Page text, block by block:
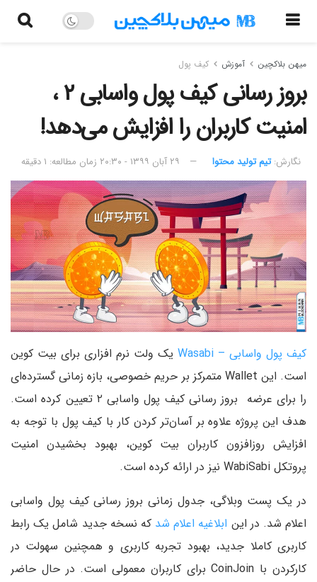
میهن بلاکچین آموزش کیف پول
بروز رسانی کیف پول واسابی ۲ ،
امنیت کاربران را افزایش می‌دهد!
نگارش:‌ تیم تولید محتوا ۲۹ آبان ۱۳۹۹ - ۲۰:۳۰ زمان مطالعه: ۱ دقیقه
کیف پول واسابی – Wasabi
یک ولت نرم افزاری برای بیت کوین
است. این Wallet متمرکز بر حریم خصوصی، بازه زمانی گسترده‌ای
را برای عرضه بروز رسانی کیف پول واسابی ۲ تعیین کرده است.
هدف این پروژه علاوه بر آسان‌تر کردن کار با کیف پول با توجه به
افزایش روزافزون کاربران بیت کوین، بهبود بخشیدن امنیت
پروتکل WabiSabi نیز در ارائه کرده است.
در یک پست وبلاگی، جدول زمانی بروز رسانی کیف پول واسابی
اعلام شد. در این ابلاغیه اعلام شد که نسخه جدید شامل یک رابط
کاربری کاملا جدید، بهبود تجربه کاربری و همچنین سهولت در
کارکردن با CoinJoin برای کاربران معمولی است. در حال حاضر